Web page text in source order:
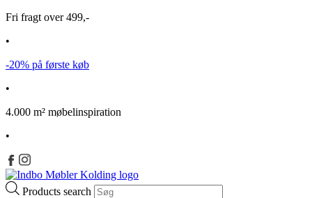
Fri fragt over 499,-
•
-20% på første køb
•
4.000 m² møbelinspiration
•
Products search